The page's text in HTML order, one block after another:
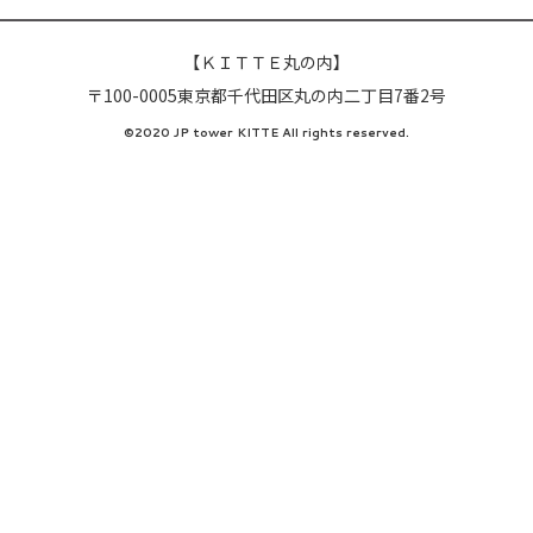
【ＫＩＴＴＥ丸の内】
〒100-0005東京都千代田区丸の内二丁目7番2号
©2020 JP tower KITTE All rights reserved.